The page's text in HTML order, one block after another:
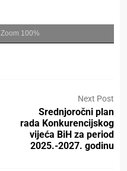
Zoom 100%
Next Post
Srednjoročni plan
rada Konkurencijskog
vijeća BiH za period
2025.-2027. godinu